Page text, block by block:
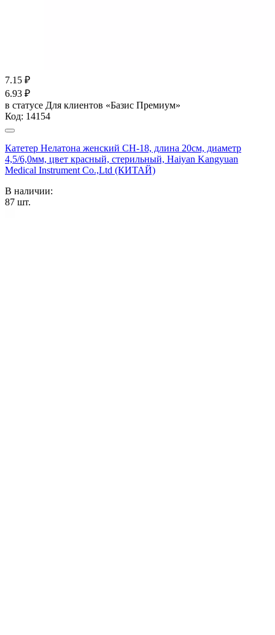
7.15 ₽
6.93 ₽
в статусе Для клиентов «Базис Премиум»
Код: 14154
Катетер Нелатона женский CH-18, длина 20см, диаметр
4,5/6,0мм, цвет красный, стерильный, Haiyan Kangyuan
Medical Instrument Co.,Ltd (КИТАЙ)
В наличии:
87 шт.